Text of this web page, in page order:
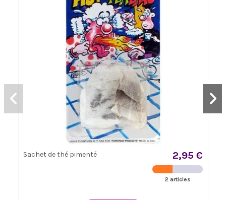
Sachet de thé pimenté 2,95 €
2 articles